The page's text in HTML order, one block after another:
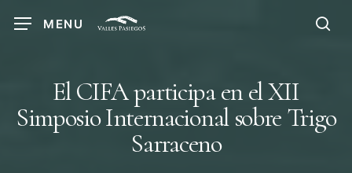
MENU
El CIFA participa en el XII
Simposio Internacional sobre Trigo
Sarraceno